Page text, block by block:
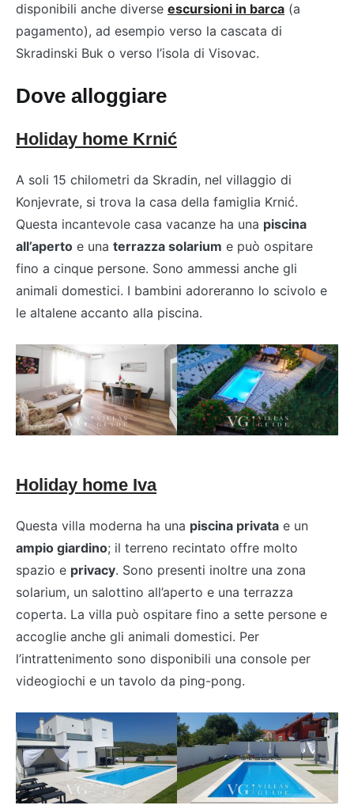
disponibili anche diverse escursioni in barca (a
pagamento), ad esempio verso la cascata di
Skradinski Buk o verso l’isola di Visovac.
Dove alloggiare
Holiday home Krnić
A soli 15 chilometri da Skradin, nel villaggio di
Konjevrate, si trova la casa della famiglia Krnić.
Questa incantevole casa vacanze ha una piscina
all’aperto e una terrazza solarium e può ospitare
fino a cinque persone. Sono ammessi anche gli
animali domestici. I bambini adoreranno lo scivolo e
le altalene accanto alla piscina.
Holiday home Iva
Questa villa moderna ha una piscina privata e un
ampio giardino; il terreno recintato offre molto
spazio e privacy. Sono presenti inoltre una zona
solarium, un salottino all’aperto e una terrazza
coperta. La villa può ospitare fino a sette persone e
accoglie anche gli animali domestici. Per
l’intrattenimento sono disponibili una console per
videogiochi e un tavolo da ping-pong.